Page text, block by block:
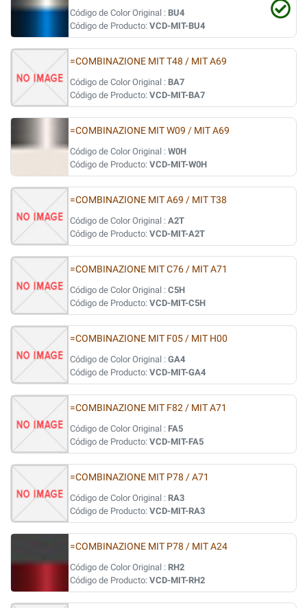
Código de Color Original : BU4
Código de Producto: VCD-MIT-BU4
=COMBINAZIONE MIT T48 / MIT A69
Código de Color Original : BA7
Código de Producto: VCD-MIT-BA7
=COMBINAZIONE MIT W09 / MIT A69
Código de Color Original : W0H
Código de Producto: VCD-MIT-W0H
=COMBINAZIONE MIT A69 / MIT T38
Código de Color Original : A2T
Código de Producto: VCD-MIT-A2T
=COMBINAZIONE MIT C76 / MIT A71
Código de Color Original : C5H
Código de Producto: VCD-MIT-C5H
=COMBINAZIONE MIT F05 / MIT H00
Código de Color Original : GA4
Código de Producto: VCD-MIT-GA4
=COMBINAZIONE MIT F82 / MIT A71
Código de Color Original : FA5
Código de Producto: VCD-MIT-FA5
=COMBINAZIONE MIT P78 / A71
Código de Color Original : RA3
Código de Producto: VCD-MIT-RA3
=COMBINAZIONE MIT P78 / MIT A24
Código de Color Original : RH2
Código de Producto: VCD-MIT-RH2